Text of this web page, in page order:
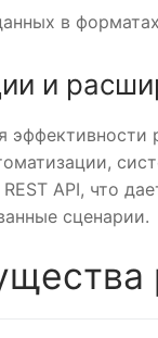
в
и
эффективности
API, что
сценарии.